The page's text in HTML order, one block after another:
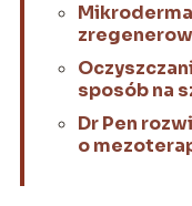
sposób na
Dr Pen
o